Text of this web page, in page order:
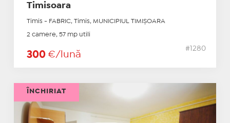
Timisoara
Timis - FABRIC, Timis, MUNICIPIUL TIMIŞOARA
2 camere, 57 mp utili
300 €/lună
#1280
ÎNCHIRIAT